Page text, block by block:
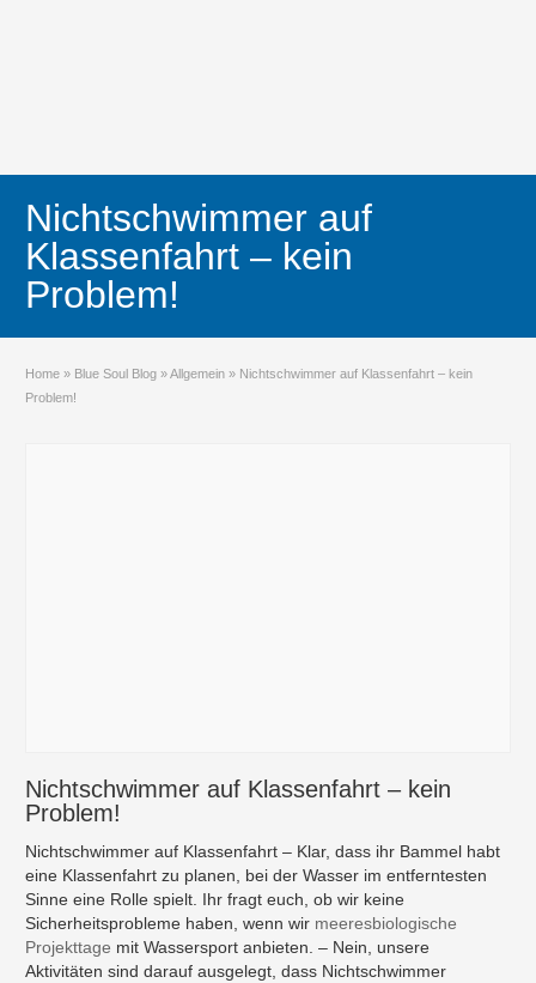
Nichtschwimmer auf
Klassenfahrt – kein
Problem!
Home » Blue Soul Blog »Allgemein » Nichtschwimmer auf Klassenfahrt – kein
Problem!
Nichtschwimmer auf Klassenfahrt – kein
Problem!
Nichtschwimmer auf Klassenfahrt – Klar, dass ihr Bammel habt
eine Klassenfahrt zu planen, bei der Wasser im entferntesten
Sinne eine Rolle spielt. Ihr fragt euch, ob wir keine
Sicherheitsprobleme haben, wenn wir meeresbiologische
Projekttage mit Wassersport anbieten. – Nein, unsere
Aktivitäten sind darauf ausgelegt, dass Nichtschwimmer